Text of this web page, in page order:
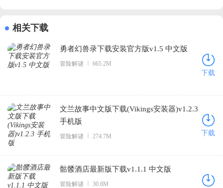
相关下载
勇者幻兽录下载安装官方版v1.5 中文版
冒险解谜 665.2M
下载
文兰故事中文版下载(Vikings安装器)v1.2.3
手机版
冒险解谜 274.7M 下载
骷髅酒店最新版下载v1.1.1 中文版
冒险解谜 30.8M